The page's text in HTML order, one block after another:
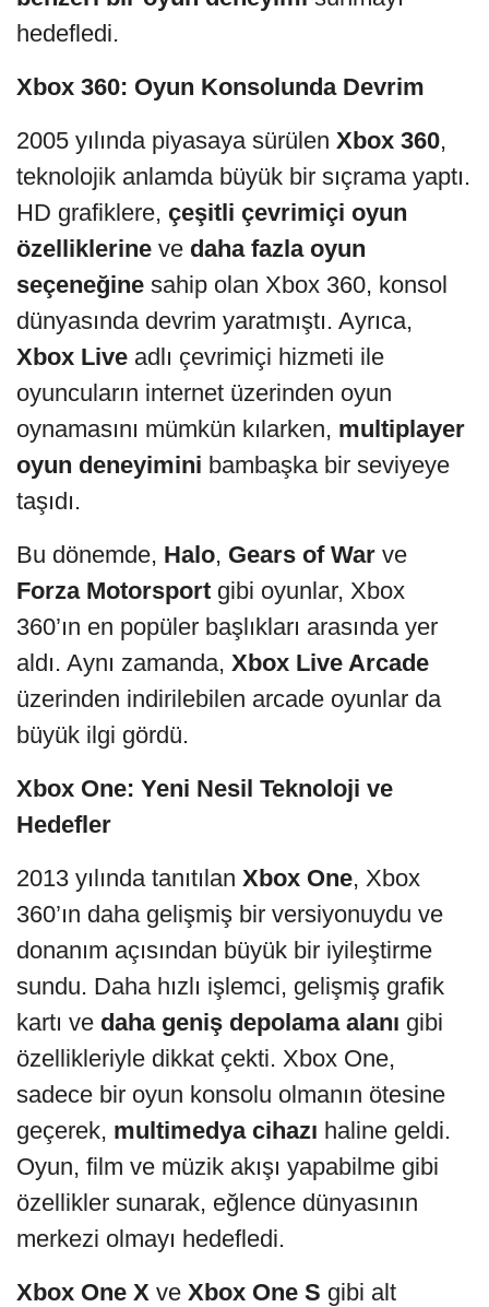
hedefledi.
Xbox 360: Oyun Konsolunda Devrim
2005 yılında piyasaya sürülen Xbox 360,
teknolojik anlamda büyük bir sıçrama yaptı.
HD grafiklere, çeşitli çevrimiçi oyun
özelliklerine ve daha fazla oyun
seçeneğine sahip olan Xbox 360, konsol
dünyasında devrim yaratmıştı. Ayrıca,
Xbox Live adlı çevrimiçi hizmeti ile
oyuncuların internet üzerinden oyun
oynamasını mümkün kılarken, multiplayer
oyun deneyimini bambaşka bir seviyeye
taşıdı.
Bu dönemde, Halo, Gears of War ve
Forza Motorsport gibi oyunlar, Xbox
360’ın en popüler başlıkları arasında yer
aldı. Aynı zamanda, Xbox Live Arcade
üzerinden indirilebilen arcade oyunlar da
büyük ilgi gördü.
Xbox One: Yeni Nesil Teknoloji ve
Hedefler
2013 yılında tanıtılan Xbox One, Xbox
360’ın daha gelişmiş bir versiyonuydu ve
donanım açısından büyük bir iyileştirme
sundu. Daha hızlı işlemci, gelişmiş grafik
kartı ve daha geniş depolama alanı gibi
özellikleriyle dikkat çekti. Xbox One,
sadece bir oyun konsolu olmanın ötesine
geçerek, multimedya cihazı haline geldi.
Oyun, film ve müzik akışı yapabilme gibi
özellikler sunarak, eğlence dünyasının
merkezi olmayı hedefledi.
Xbox One X ve Xbox One S gibi alt